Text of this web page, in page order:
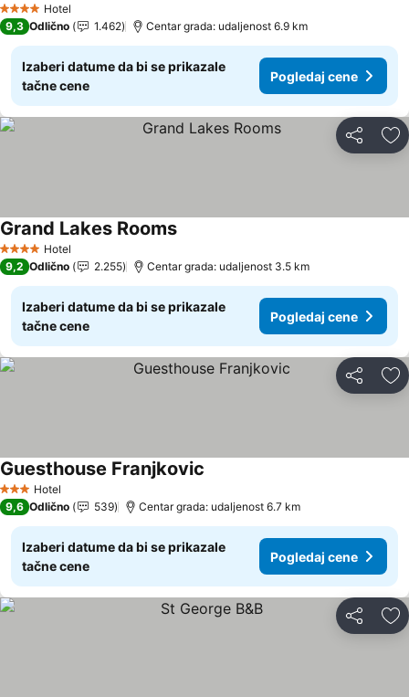
4 ZvezdiceHotel
9,3 Odlično 1.462 Centar grada: udaljenost 6.9 km
Izaberi datume da bi se prikazale
tačne cene
Pogledaj cene
Deli
4 ZvezdiceHotel
Grand Lakes Rooms
9,2 Odlično 2.255 Centar grada: udaljenost 3.5 km
Izaberi datume da bi se prikazale
tačne cene
Pogledaj cene
Deli
3 Zvezdice
Hotel
Guesthouse Franjkovic
9,6 Odlično 539 Centar grada: udaljenost 6.7 km
Izaberi datume da bi se prikazale
tačne cene
Pogledaj cene
Deli